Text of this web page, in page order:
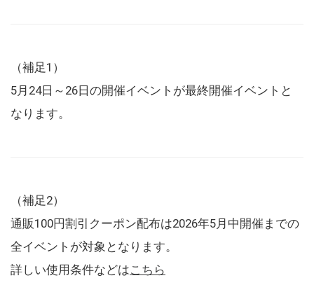
（補足1）
5月24日～26日の開催イベントが最終開催イベントと
なります。
（補足2）
通販100円割引クーポン配布は2026年5月中開催までの
全イベントが対象となります。
詳しい使用条件などはこちら